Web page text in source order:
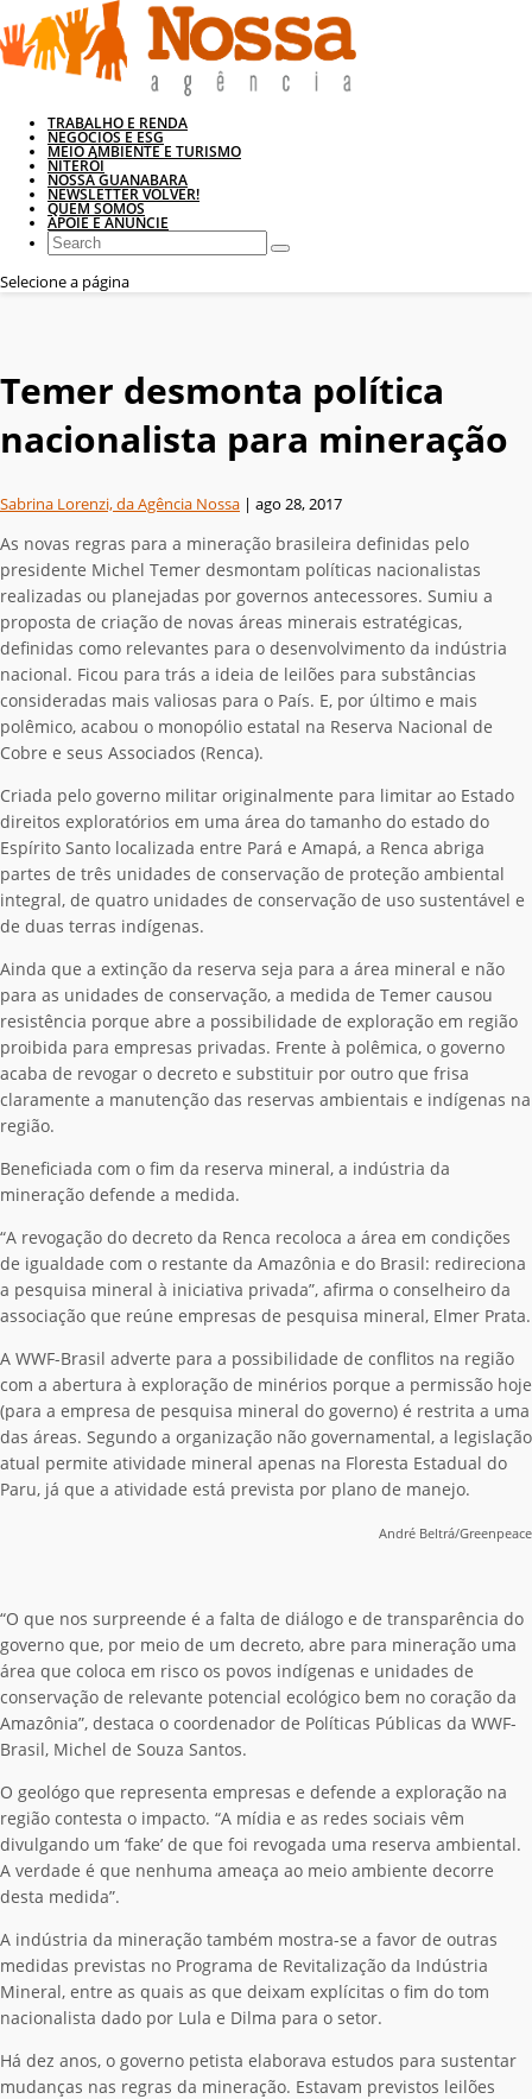
TRABALHO E RENDA
NEGÓCIOS E ESG
MEIO AMBIENTE E TURISMO
NITERÓI
NOSSA GUANABARA
NEWSLETTER VOLVER!
QUEM SOMOS
APOIE E ANUNCIE
Selecione a página
Temer desmonta política
nacionalista para mineração
Sabrina Lorenzi, da Agência Nossa | ago 28, 2017
As novas regras para a mineração brasileira definidas pelo
presidente Michel Temer desmontam políticas nacionalistas
realizadas ou planejadas por governos antecessores. Sumiu a
proposta de criação de novas áreas minerais estratégicas,
definidas como relevantes para o desenvolvimento da indústria
nacional. Ficou para trás a ideia de leilões para substâncias
consideradas mais valiosas para o País. E, por último e mais
polêmico, acabou o monopólio estatal na Reserva Nacional de
Cobre e seus Associados (Renca).
Criada pelo governo militar originalmente para limitar ao Estado
direitos exploratórios em uma área do tamanho do estado do
Espírito Santo localizada entre Pará e Amapá, a Renca abriga
partes de três unidades de conservação de proteção ambiental
integral, de quatro unidades de conservação de uso sustentável e
de duas terras indígenas.
Ainda que a extinção da reserva seja para a área mineral e não
para as unidades de conservação, a medida de Temer causou
resistência porque abre a possibilidade de exploração em região
proibida para empresas privadas. Frente à polêmica, o governo
acaba de revogar o decreto e substituir por outro que frisa
claramente a manutenção das reservas ambientais e indígenas na
região.
Beneficiada com o fim da reserva mineral, a indústria da
mineração defende a medida.
“A revogação do decreto da Renca recoloca a área em condições
de igualdade com o restante da Amazônia e do Brasil: redireciona
a pesquisa mineral à iniciativa privada”, afirma o conselheiro da
associação que reúne empresas de pesquisa mineral, Elmer Prata.
A WWF-Brasil adverte para a possibilidade de conflitos na região
com a abertura à exploração de minérios porque a permissão hoje
(para a empresa de pesquisa mineral do governo) é restrita a uma
das áreas. Segundo a organização não governamental, a legislação
atual permite atividade mineral apenas na Floresta Estadual do
Paru, já que a atividade está prevista por plano de manejo.
André Beltrá/Greenpeace
“O que nos surpreende é a falta de diálogo e de transparência do
governo que, por meio de um decreto, abre para mineração uma
área que coloca em risco os povos indígenas e unidades de
conservação de relevante potencial ecológico bem no coração da
Amazônia”, destaca o coordenador de Políticas Públicas da WWF-
Brasil, Michel de Souza Santos.
O geológo que representa empresas e defende a exploração na
região contesta o impacto. “A mídia e as redes sociais vêm
divulgando um ‘fake’ de que foi revogada uma reserva ambiental.
A verdade é que nenhuma ameaça ao meio ambiente decorre
desta medida”.
A indústria da mineração também mostra-se a favor de outras
medidas previstas no Programa de Revitalização da Indústria
Mineral, entre as quais as que deixam explícitas o fim do tom
nacionalista dado por Lula e Dilma para o setor.
Há dez anos, o governo petista elaborava estudos para sustentar
mudanças nas regras da mineração. Estavam previstos leilões